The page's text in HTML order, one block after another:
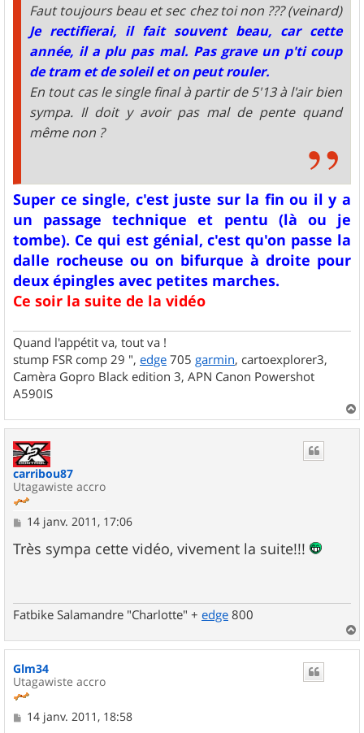
Faut toujours beau et sec chez toi non ??? (veinard)
Je rectifierai, il fait souvent beau, car cette
année, il a plu pas mal. Pas grave un p'ti coup
de tram et de soleil et on peut rouler.
En tout cas le single final à partir de 5'13 à l'air bien
sympa. Il doit y avoir pas mal de pente quand
même non ?
Super ce single, c'est juste sur la fin ou il y a
un passage technique et pentu (là ou je
tombe). Ce qui est génial, c'est qu'on passe la
dalle rocheuse ou on bifurque à droite pour
deux épingles avec petites marches.
Ce soir la suite de la vidéo
Quand l'appétit va, tout va !
stump FSR comp 29 ", edge 705 garmin, cartoexplorer3,
Camèra Gopro Black edition 3, APN Canon Powershot
A590IS
a
carribou87
Utagawiste accro
M
s
s
14 janv. 2011, 17:06
Très sympa cette vidéo, vivement la suite!!!
Fatbike Salamandre "Charlotte" + edge 800
a
Glm34
Utagawiste accro
M14 janv. 2011, 18:58